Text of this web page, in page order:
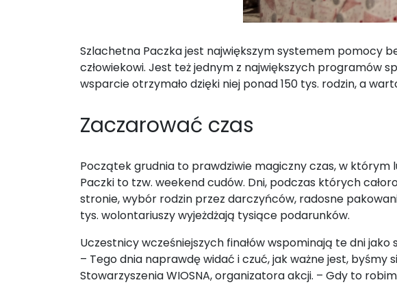
Szlachetna Paczka jest największym systemem pomocy
człowiekowi. Jest też jednym z największych programów
wsparcie otrzymało dzięki niej ponad 150 tys. rodzin, a
Zaczarować czas
Początek grudnia to prawdziwie magiczny czas, w którym
Paczki to tzw. weekend cudów. Dni, podczas których
stronie, wybór rodzin przez darczyńców, radosne
tys. wolontariuszy wyjeżdżają tysiące podarunków.
Uczestnicy wcześniejszych finałów wspominają te dni jako
– Tego dnia naprawdę widać i czuć, jak ważne jest, byśmy
Stowarzyszenia WIOSNA, organizatora akcji. – Gdy to